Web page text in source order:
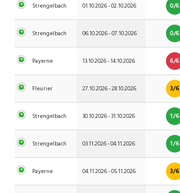
Strengelbach 01.10.2026 - 02.10.2026 0/6
Strengelbach 06.10.2026 - 07.10.2026 0/6
Payerne 13.10.2026 - 14.10.2026 6/6
Fleurier 27.10.2026 - 28.10.2026 3/6
Strengelbach 30.10.2026 - 31.10.2026 1/6
Strengelbach 03.11.2026 - 04.11.2026 1/6
Payerne 04.11.2026 - 05.11.2026 3/6